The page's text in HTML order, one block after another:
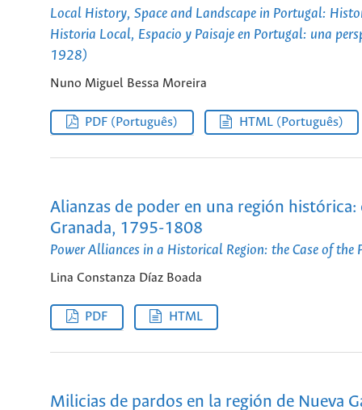
Local History, Space and Landscape in Portugal:
Historia Local, Espacio y Paisaje en Portugal: una
1928)
Nuno Miguel Bessa Moreira
PDF (Português) HTML (Português)
Alianzas de poder en una región
Granada, 1795-1808
Power Alliances in a Historical Region: the Case of
Lina Constanza Díaz Boada
PDF HTML
Milicias de pardos en la región de Nueva